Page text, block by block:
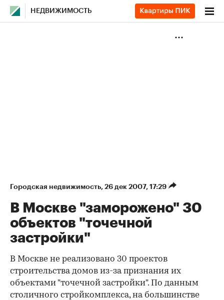
НЕДВИЖИМОСТЬ
Городская недвижимость⁠, 26 дек 2007, 17:29
В Москве "заморожено" 30
объектов "точечной
застройки"
В Москве не реализовано 30 проектов
строительства домов из-за признания их
объектами "точечной застройки". По данным
столичного стройкомплекса, на большинстве